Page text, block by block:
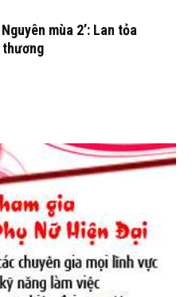
mùa 2’: Lan tỏa
thương